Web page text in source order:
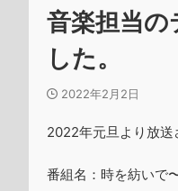
音楽担当の
した。
2022年2月2日
2022年元旦より放送
番組名：時を紡いで